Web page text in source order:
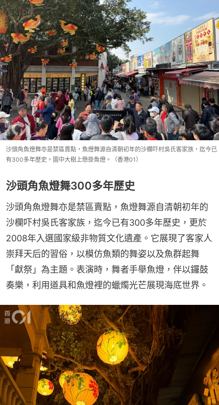
沙頭角魚燈舞亦是禁區賣點，魚燈舞源自清朝初年的沙欄吓村吳氏客家族，迄今已
有300多年歷史。圖中大樹上懸掛魚燈。（香港01）
沙頭角魚燈舞300多年歷史
沙頭角魚燈舞亦是禁區賣點，魚燈舞源自清朝初年的
沙欄吓村吳氏客家族，迄今已有300多年歷史，更於
2008年入選國家級非物質文化遺產。它展現了客家人
崇拜天后的習俗，以模仿魚類的舞姿以及魚群起舞
「獻祭」為主題。表演時，舞者手舉魚燈，伴以鑼鼓
奏樂，利用道具和魚燈裡的蠟燭光芒展現海底世界。